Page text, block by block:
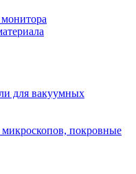
для вакуумных
покровные